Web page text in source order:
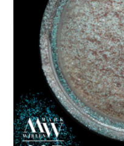
КОСМЕТИКА ДЛЯ ВОЛОС
КОСМЕТИКА ДЛЯ ГЛАЗ
КОСМЕТИКА ДЛЯ БРОВЕЙ
КОСМЕТИКА ДЛЯ ГУБ
КОСМЕТИКА ДЛЯ ЛИЦА
КОСМЕТИКА ДЛЯ ЩЕК